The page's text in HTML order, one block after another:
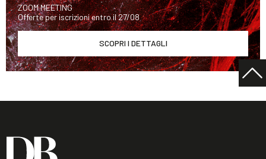
ZOOM MEETING
Offerte per iscrizioni entro il 27/08
SCOPRI I DETTAGLI